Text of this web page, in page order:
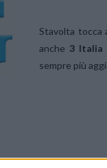
Stavolta tocca
anche 3 Italia
sempre più